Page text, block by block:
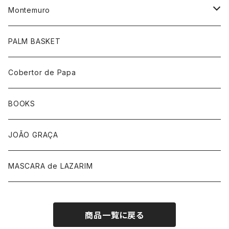
Montemuro
靴下柄あり
靴下ホワイト
帽子
手袋
PALM BASKET
Cobertor de Papa
BOOKS
JOÃO GRAÇA
MASCARA de LAZARIM
商品一覧に戻る